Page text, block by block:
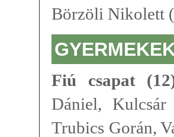
Börzöli Nikolett
Fiú csapat
Dániel,
Trubics Gorán,